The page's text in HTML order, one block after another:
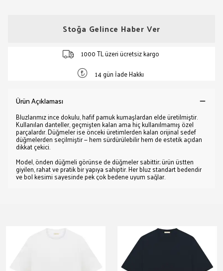
Stoğa Gelince Haber Ver
1000 TL üzeri ücretsiz kargo
14 gün İade Hakkı
Ürün Açıklaması
Bluzlarımız ince dokulu, hafif pamuk kumaşlardan elde üretilmiştir.
Kullanılan danteller, geçmişten kalan ama hiç kullanılmamış özel
parçalardır. Düğmeler ise önceki üretimlerden kalan orijinal sedef
düğmelerden seçilmiştir — hem sürdürülebilir hem de estetik açıdan
dikkat çekici.
Model, önden düğmeli görünse de düğmeler sabittir; ürün üstten
giyilen, rahat ve pratik bir yapıya sahiptir. Her bluz standart bedendir
ve bol kesimi sayesinde pek çok bedene uyum sağlar.